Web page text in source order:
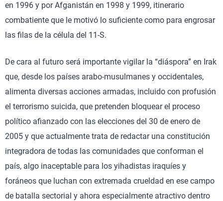
en 1996 y por Afganistán en 1998 y 1999, itinerario
combatiente que le motivó lo suficiente como para engrosar
las filas de la célula del 11-S.
De cara al futuro será importante vigilar la “diáspora” en Irak
que, desde los países arabo-musulmanes y occidentales,
alimenta diversas acciones armadas, incluido con profusión
el terrorismo suicida, que pretenden bloquear el proceso
político afianzado con las elecciones del 30 de enero de
2005 y que actualmente trata de redactar una constitución
integradora de todas las comunidades que conforman el
país, algo inaceptable para los yihadistas iraquíes y
foráneos que luchan con extremada crueldad en ese campo
de batalla sectorial y ahora especialmente atractivo dentro